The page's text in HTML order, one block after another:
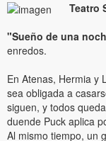
Teatro
"Sueño de una
enredos.
En Atenas, Hermia y
sea obligada a
siguen, y todos
duende Puck aplica
Al mismo tiempo, un